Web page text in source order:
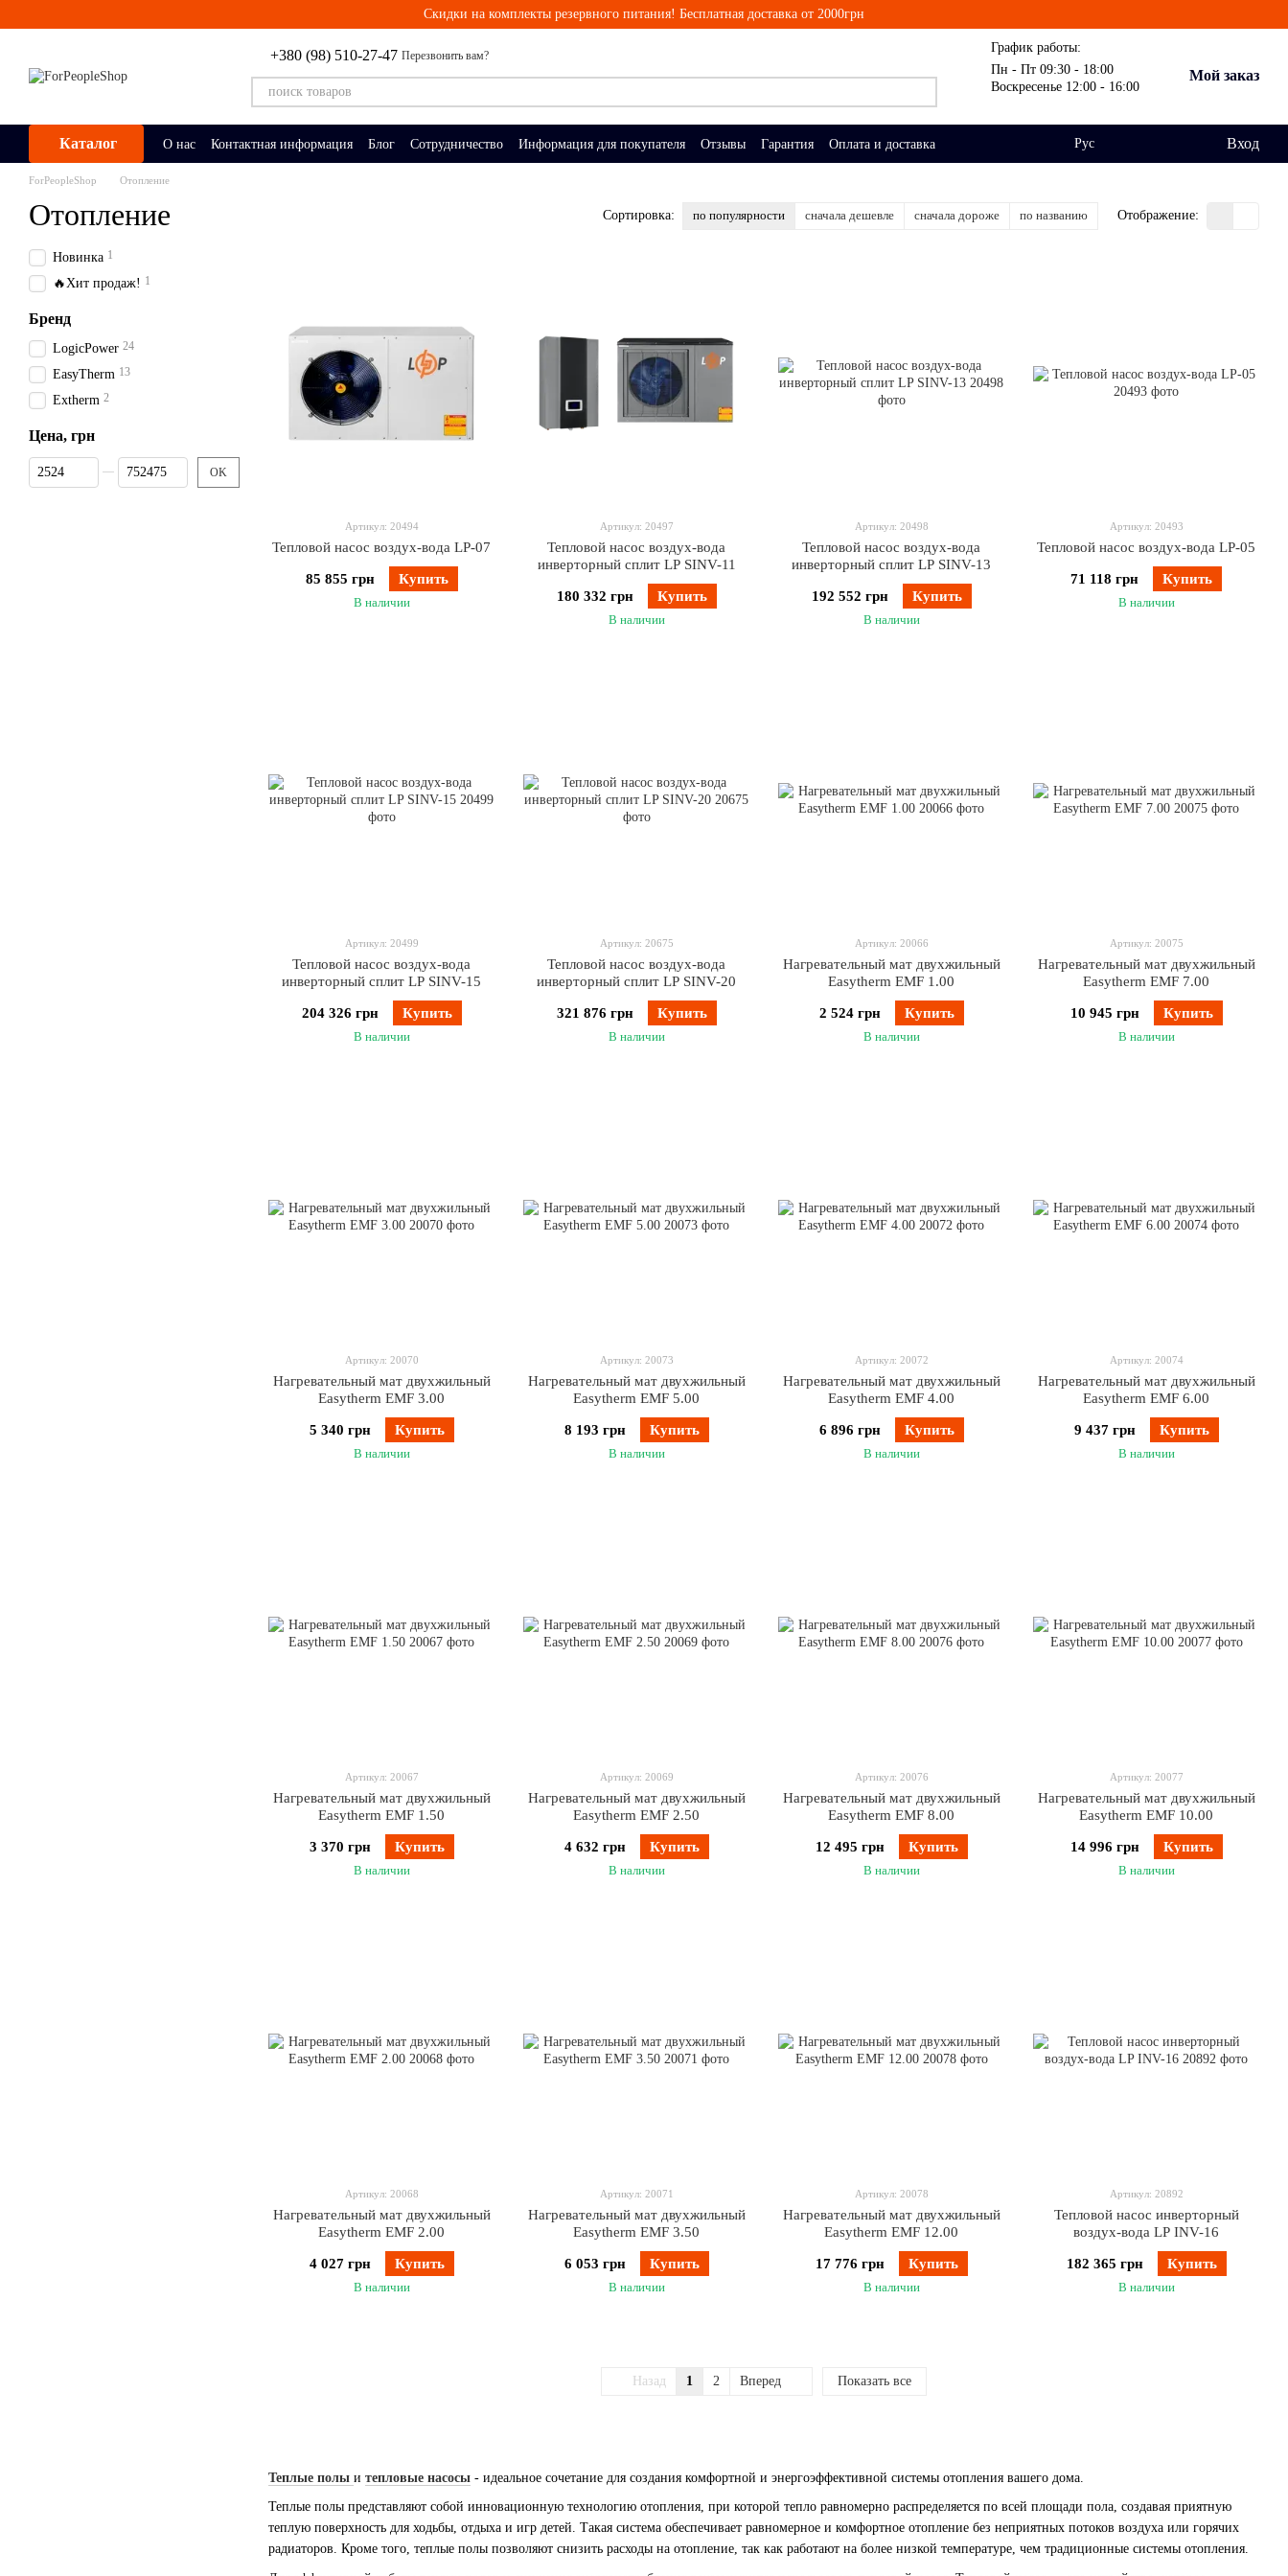
Скидки на комплекты резервного питания! Бесплатная доставка от 2000грн
+380 (98) 510-27-47 Перезвонить вам?
График работы:
Пн - Пт 09:30 - 18:00
Воскресенье 12:00 - 16:00
Мой заказ
Каталог О нас Контактная информация Блог Сотрудничество Информация для покупателя Отзывы Гарантия Оплата и доставка Рус Вход
ForPeopleShop Отопление
Отопление Сортировка: по популярности сначала дешевле сначала дороже по названию Отображение:
Теплые полы и тепловые насосы - идеальное сочетание для создания комфортной и энергоэффективной системы отопления вашего дома.
Теплые полы представляют собой инновационную технологию отопления, при которой тепло равномерно распределяется по всей площади пола, создавая приятную
теплую поверхность для ходьбы, отдыха и игр детей. Такая система обеспечивает равномерное и комфортное отопление без неприятных потоков воздуха или горячих
радиаторов. Кроме того, теплые полы позволяют снизить расходы на отопление, так как работают на более низкой температуре, чем традиционные системы отопления.
Артикул: 20494
Тепловой насос воздух-вода LP-07
85 855 грн Купить
В наличии
Артикул: 20497
Тепловой насос воздух-вода
инверторный сплит LP SINV-11
180 332 грн Купить
В наличии
Артикул: 20498
Тепловой насос воздух-вода
инверторный сплит LP SINV-13
192 552 грн Купить
В наличии
Артикул: 20493
Тепловой насос воздух-вода LP-05
71 118 грн Купить
В наличии
Артикул: 20499
Тепловой насос воздух-вода
инверторный сплит LP SINV-15
204 326 грн Купить
В наличии
Артикул: 20675
Тепловой насос воздух-вода
инверторный сплит LP SINV-20
321 876 грн Купить
В наличии
Артикул: 20066
Нагревательный мат двухжильный
Easytherm EMF 1.00
2 524 грн Купить
В наличии
Артикул: 20075
Нагревательный мат двухжильный
Easytherm EMF 7.00
10 945 грн Купить
В наличии
Артикул: 20070
Нагревательный мат двухжильный
Easytherm EMF 3.00
5 340 грн Купить
В наличии
Артикул: 20073
Нагревательный мат двухжильный
Easytherm EMF 5.00
8 193 грн Купить
В наличии
Артикул: 20072
Нагревательный мат двухжильный
Easytherm EMF 4.00
6 896 грн Купить
В наличии
Артикул: 20074
Нагревательный мат двухжильный
Easytherm EMF 6.00
9 437 грн Купить
В наличии
Артикул: 20067
Нагревательный мат двухжильный
Easytherm EMF 1.50
3 370 грн Купить
В наличии
Артикул: 20069
Нагревательный мат двухжильный
Easytherm EMF 2.50
4 632 грн Купить
В наличии
Артикул: 20076
Нагревательный мат двухжильный
Easytherm EMF 8.00
12 495 грн Купить
В наличии
Артикул: 20077
Нагревательный мат двухжильный
Easytherm EMF 10.00
14 996 грн Купить
В наличии
Артикул: 20068
Нагревательный мат двухжильный
Easytherm EMF 2.00
4 027 грн Купить
В наличии
Артикул: 20071
Нагревательный мат двухжильный
Easytherm EMF 3.50
6 053 грн Купить
В наличии
Артикул: 20078
Нагревательный мат двухжильный
Easytherm EMF 12.00
17 776 грн Купить
В наличии
Артикул: 20892
Тепловой насос инверторный
воздух-вода LP INV-16
182 365 грн Купить
В наличии
Назад 1 2 Вперед Показать все
Новинка 1
🔥Хит продаж! 1
Бренд
LogicPower 24
EasyTherm 13
Extherm 2
Цена, грн
От Цена, грн
До Цена, грн
OK